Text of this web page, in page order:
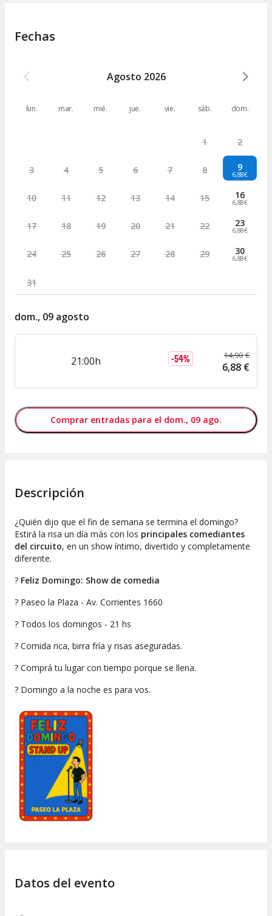
Fechas
Agosto 2026
lun. mar. mié. jue. vie. sáb. dom.
1 2
3 4 5 6 7 8 9
6,88€
10 11 12 13 14 15 16
6,88€
17 18 19 20 21 22 23
6,88€
24 25 26 27 28 29 30
6,88€
31
dom., 09 agosto
21:00h -54% 14,90 €
6,88 €
Comprar entradas para el dom., 09 ago.
Descripción
¿Quién dijo que el fin de semana se termina el domingo?
Estirá la risa un día más con los principales comediantes
del circuito, en un show íntimo, divertido y completamente
diferente.
? Feliz Domingo: Show de comedia
? Paseo la Plaza - Av. Corrientes 1660
? Todos los domingos - 21 hs
? Comida rica, birra fría y risas aseguradas.
? Comprá tu lugar con tiempo porque se llena.
? Domingo a la noche es para vos.
Datos del evento